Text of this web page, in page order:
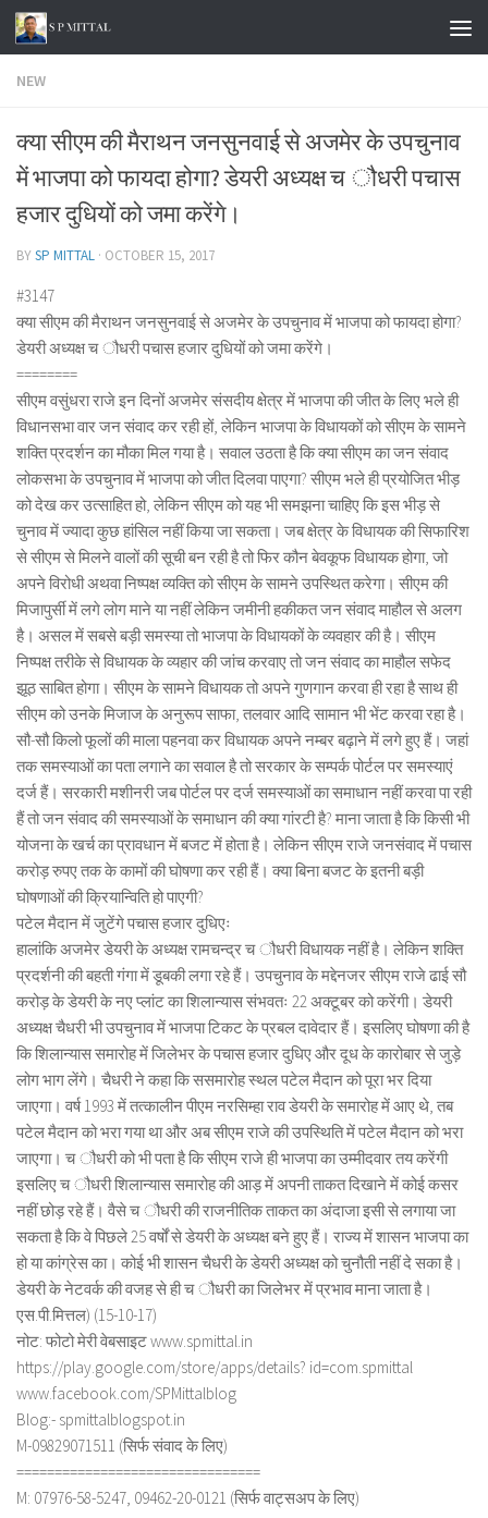
Skip to content
NEW
क्या सीएम की मैराथन जनसुनवाई से अजमेर के उपचुनाव
में भाजपा को फायदा होगा? डेयरी अध्यक्ष च ौधरी पचास
हजार दुधियों को जमा करेंगे।
BYSP MITTAL · OCTOBER 15, 2017
#3147
क्या सीएम की मैराथन जनसुनवाई से अजमेर के उपचुनाव में भाजपा को फायदा होगा?
डेयरी अध्यक्ष च ौधरी पचास हजार दुधियों को जमा करेंगे।
========
सीएम वसुंधरा राजे इन दिनों अजमेर संसदीय क्षेत्र में भाजपा की जीत के लिए भले ही
विधानसभा वार जन संवाद कर रही हों, लेकिन भाजपा के विधायकों को सीएम के सामने
शक्ति प्रदर्शन का मौका मिल गया है। सवाल उठता है कि क्या सीएम का जन संवाद
लोकसभा के उपचुनाव में भाजपा को जीत दिलवा पाएगा? सीएम भले ही प्रयोजित भीड़
को देख कर उत्साहित हो, लेकिन सीएम को यह भी समझना चाहिए कि इस भीड़ से
चुनाव में ज्यादा कुछ हांसिल नहीं किया जा सकता। जब क्षेत्र के विधायक की सिफारिश
से सीएम से मिलने वालों की सूची बन रही है तो फिर कौन बेवकूफ विधायक होगा, जो
अपने विरोधी अथवा निष्पक्ष व्यक्ति को सीएम के सामने उपस्थित करेगा। सीएम की
मिजापुर्सी में लगे लोग माने या नहीं लेकिन जमीनी हकीकत जन संवाद माहौल से अलग
है। असल में सबसे बड़ी समस्या तो भाजपा के विधायकों के व्यवहार की है। सीएम
निष्पक्ष तरीके से विधायक के व्यहार की जांच करवाए तो जन संवाद का माहौल सफेद
झूठ साबित होगा। सीएम के सामने विधायक तो अपने गुणगान करवा ही रहा है साथ ही
सीएम को उनके मिजाज के अनुरूप साफा, तलवार आदि सामान भी भेंट करवा रहा है।
सौ-सौ किलो फूलों की माला पहनवा कर विधायक अपने नम्बर बढ़ाने में लगे हुए हैं। जहां
तक समस्याओं का पता लगाने का सवाल है तो सरकार के सम्पर्क पोर्टल पर समस्याएं
दर्ज हैं। सरकारी मशीनरी जब पोर्टल पर दर्ज समस्याओं का समाधान नहीं करवा पा रही
हैं तो जन संवाद की समस्याओं के समाधान की क्या गांरटी है? माना जाता है कि किसी भी
योजना के खर्च का प्रावधान में बजट में होता है। लेकिन सीएम राजे जनसंवाद में पचास
करोड़ रुपए तक के कामों की घोषणा कर रही हैं। क्या बिना बजट के इतनी बड़ी
घोषणाओं की क्रियान्विति हो पाएगी?
पटेल मैदान में जुटेंगे पचास हजार दुधिएः
हालांकि अजमेर डेयरी के अध्यक्ष रामचन्द्र च ौधरी विधायक नहीं है। लेकिन शक्ति
प्रदर्शनी की बहती गंगा में डूबकी लगा रहे हैं। उपचुनाव के मद्देनजर सीएम राजे ढाई सौ
करोड़ के डेयरी के नए प्लांट का शिलान्यास संभवतः 22 अक्टूबर को करेंगी। डेयरी
अध्यक्ष चैधरी भी उपचुनाव में भाजपा टिकट के प्रबल दावेदार हैं। इसलिए घोषणा की है
कि शिलान्यास समारोह में जिलेभर के पचास हजार दुधिए और दूध के कारोबार से जुड़े
लोग भाग लेंगे। चैधरी ने कहा कि ससमारोह स्थल पटेल मैदान को पूरा भर दिया
जाएगा। वर्ष 1993 में तत्कालीन पीएम नरसिम्हा राव डेयरी के समारोह में आए थे, तब
पटेल मैदान को भरा गया था और अब सीएम राजे की उपस्थिति में पटेल मैदान को भरा
जाएगा। च ौधरी को भी पता है कि सीएम राजे ही भाजपा का उम्मीदवार तय करेंगी
इसलिए च ौधरी शिलान्यास समारोह की आड़ में अपनी ताकत दिखाने में कोई कसर
नहीं छोड़ रहे हैं। वैसे च ौधरी की राजनीतिक ताकत का अंदाजा इसी से लगाया जा
सकता है कि वे पिछले 25 वर्षों से डेयरी के अध्यक्ष बने हुए हैं। राज्य में शासन भाजपा का
हो या कांग्रेस का। कोई भी शासन चैधरी के डेयरी अध्यक्ष को चुनौती नहीं दे सका है।
डेयरी के नेटवर्क की वजह से ही च ौधरी का जिलेभर में प्रभाव माना जाता है।
एस.पी.मित्तल) (15-10-17)
नोट: फोटो मेरी वेबसाइट www.spmittal.in
https://play.google.com/store/apps/details? id=com.spmittal
www.facebook.com/SPMittalblog
Blog:- spmittalblogspot.in
M-09829071511 (सिर्फ संवाद के लिए)
================================
M: 07976-58-5247, 09462-20-0121 (सिर्फ वाट्सअप के लिए)